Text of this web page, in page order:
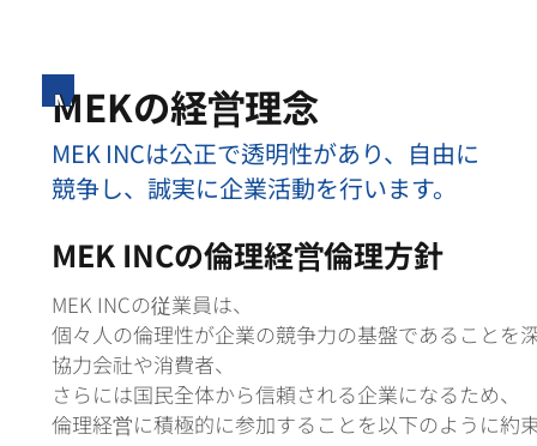
MEKの経営理念
MEK INCは公正で透明性があり、自由に
競争し、誠実に企業活動を行います。
MEK INCの倫理経営倫理方針
MEK INCの従業員は、
個々人の倫理性が企業の競争力の基盤であることを
協力会社や消費者、
さらには国民全体から信頼される企業になるため、
倫理経営に積極的に参加することを以下のように約